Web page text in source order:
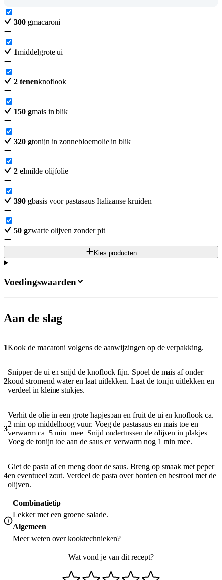
300 gmacaroni
1middelgrote ui
2 tenenknoflook
150 gmais in blik
320 gtonijn in zonnebloemolie in blik
2 elmilde olijfolie
390 gbasis voor pastasaus Italiaanse kruiden
50 gzwarte olijven zonder pit
Kies producten
Aan de slag
1Kook de macaroni volgens de aanwijzingen op de verpakking.
2
Snipper de ui en snijd de knoflook fijn. Spoel de mais af onder
koud stromend water en laat uitlekken. Laat de tonijn uitlekken en
verdeel in kleine stukjes.
3
Verhit de olie in een grote hapjespan en fruit de ui en knoflook ca.
2 min op middelhoog vuur. Voeg de pastasaus en mais toe en
verwarm ca. 5 min. mee. Snijd ondertussen de olijven in plakjes.
Voeg de tonijn toe aan de saus en verwarm nog 1 min mee.
4
Giet de pasta af en meng door de saus. Breng op smaak met peper
en eventueel zout. Verdeel de pasta over borden en bestrooi met de
olijven.
Combinatietip
Lekker met een groene salade.
Algemeen
Meer weten overkooktechnieken?
Wat vond je van dit recept?
Voedingswaarden